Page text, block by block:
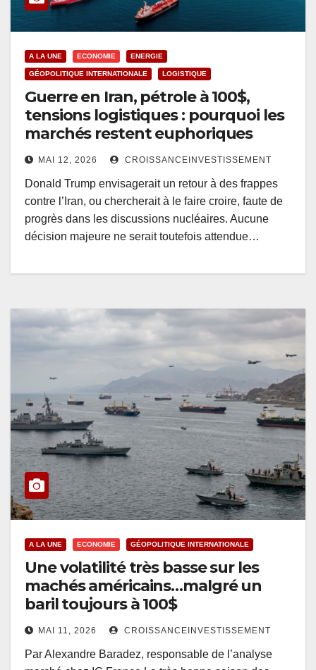
A LA UNE ECONOMIE ENERGIE
GÉOPOLITIQUE INTERNATIONALE LOGISTIQUE
Guerre en Iran, pétrole à 100$,
tensions logistiques : pourquoi les
marchés restent euphoriques
MAI 12, 2026 CROISSANCEINVESTISSEMENT
Donald Trump envisagerait un retour à des frappes
contre l’Iran, ou chercherait à le faire croire, faute de
progrès dans les discussions nucléaires. Aucune
décision majeure ne serait toutefois attendue…
A LA UNE ECONOMIE GÉOPOLITIQUE INTERNATIONALE
Une volatilité très basse sur les
machés américains…malgré un
baril toujours à 100$
MAI 11, 2026 CROISSANCEINVESTISSEMENT
Par Alexandre Baradez, responsable de l’analyse